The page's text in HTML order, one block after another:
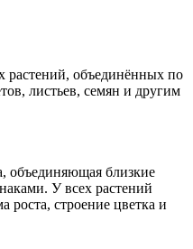
растений, объединённых по
листьев, семян и другим
объединяющая близкие
У всех растений
роста, строение цветка и